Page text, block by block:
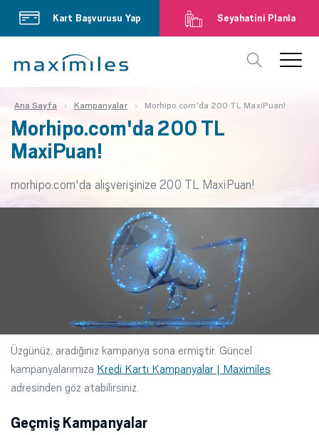
Kart Başvurusu Yap Seyahatini Planla
Ana Sayfa Kampanyalar Morhipo.com'da 200 TL MaxiPuan!
Morhipo.com'da 200 TL
MaxiPuan!
morhipo.com'da alışverişinize 200 TL MaxiPuan!
Üzgünüz, aradığınız kampanya sona ermiştir. Güncel
kampanyalarımıza Kredi Kartı Kampanyalar | Maximiles
adresinden göz atabilirsiniz.
Geçmiş Kampanyalar